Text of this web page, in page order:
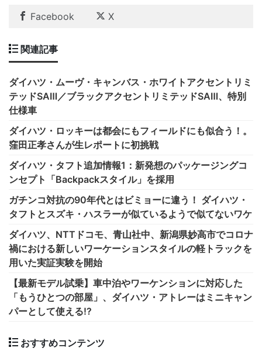
Facebook X
関連記事
ダイハツ・ムーヴ・キャンバス・ホワイトアクセントリミ
テッドSAⅢ／ブラックアクセントリミテッドSAⅢ、特別
仕様車
ダイハツ・ロッキーは都会にもフィールドにも似合う！。
窪田正孝さんが生レポートに初挑戦
ダイハツ・タフト追加情報1：新発想のパッケージングコ
ンセプト「Backpackスタイル」を採用
ガチンコ対抗の90年代とはビミョーに違う！ ダイハツ・
タフトとスズキ・ハスラーが似ているようで似てないワケ
ダイハツ、NTTドコモ、青山社中、新潟県妙高市でコロナ
禍における新しいワーケーションスタイルの軽トラックを
用いた実証実験を開始
【最新モデル試乗】車中泊やワーケンションに対応した
「もうひとつの部屋」、ダイハツ・アトレーはミニキャン
パーとして使える!?
おすすめコンテンツ